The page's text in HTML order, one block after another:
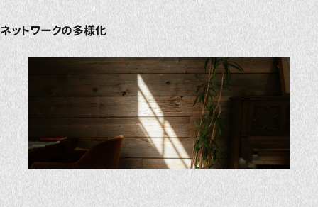
ネットワークの多様化